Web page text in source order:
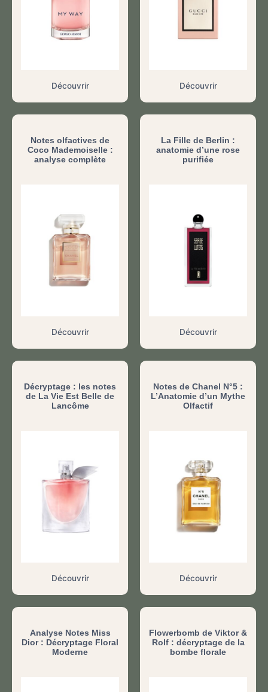
Découvrir Découvrir
Notes olfactives de
Coco Mademoiselle :
analyse complète
Découvrir
La Fille de Berlin :
anatomie d’une rose
purifiée
Découvrir
Décryptage : les notes
de La Vie Est Belle de
Lancôme
Découvrir
Notes de Chanel N°5 :
L’Anatomie d’un Mythe
Olfactif
Découvrir
Analyse Notes Miss
Dior : Décryptage Floral
Moderne
Flowerbomb de Viktor &
Rolf : décryptage de la
bombe florale